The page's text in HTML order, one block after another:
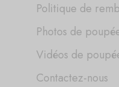
Politique de
Photos de
Vidéos de
Contactez-nous